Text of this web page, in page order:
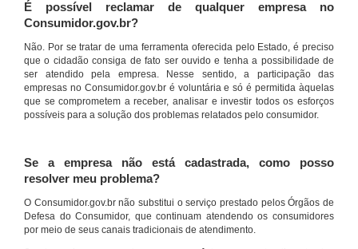
É possível reclamar de qualquer empresa no
Consumidor.gov.br?
Não. Por se tratar de uma ferramenta oferecida pelo Estado, é preciso
que o cidadão consiga de fato ser ouvido e tenha a possibilidade de
ser atendido pela empresa. Nesse sentido, a participação das
empresas no Consumidor.gov.br é voluntária e só é permitida àquelas
que se comprometem a receber, analisar e investir todos os esforços
possíveis para a solução dos problemas relatados pelo consumidor.
Se a empresa não está cadastrada, como posso
resolver meu problema?
O Consumidor.gov.br não substitui o serviço prestado pelos Órgãos de
Defesa do Consumidor, que continuam atendendo os consumidores
por meio de seus canais tradicionais de atendimento.